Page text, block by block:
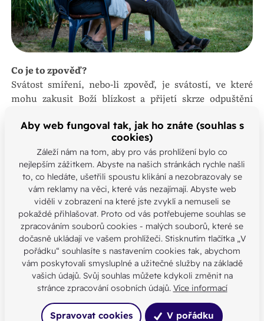
Co je to zpověď?
Svátost smíření, nebo-li zpověď, je svátostí, ve které
mohu zakusit Boží blízkost a přijetí skrze odpuštění
vyznání a lítosti a prostřednictvím modlitby
Samotné zpovědi obvykle předchází osobní zpytování
svědomí a uvědomění si pochybení, která člověk učinil
ve vztahu k Bohu, k druhým lidem, ke všemu
stvořenému nebo k sobě samotnému. Kromě odpuštění
by měl věřící odcházet ze zpovědnice s vnitřním
pokojem a ujištěním o Boží lásce k němu, která ho
motivuje k proměně života.
Pro ty, kteří ke zpovědi přistoupit z jakéhokoliv důvodu
nemohou, nebo nechtějí, nabízíme možnost
duchovního rozhovoru.
Aby web fungoval tak, jak ho znáte (souhlas s
cookies)
Záleží nám na tom, aby pro vás prohlížení bylo co
nejlepším zážitkem. Abyste na našich stránkách rychle našli
to, co hledáte, ušetřili spoustu klikání a nezobrazovaly se
vám reklamy na věci, které vás nezajímají. Abyste web
viděli v zobrazení na které jste zvyklí a nemuseli se
pokaždé přihlašovat. Proto od vás potřebujeme souhlas se
zpracováním souborů cookies - malých souborů, které se
dočasně ukládají ve vašem prohlížeči. Stisknutím tlačítka „V
pořádku“ souhlasíte s nastavením cookies tak, abychom
vám poskytovali smysluplné a užitečné služby na základě
vašich údajů. Svůj souhlas můžete kdykoli změnit na
stránce zpracování osobních údajů. Více informací
Spravovat cookies V pořádku